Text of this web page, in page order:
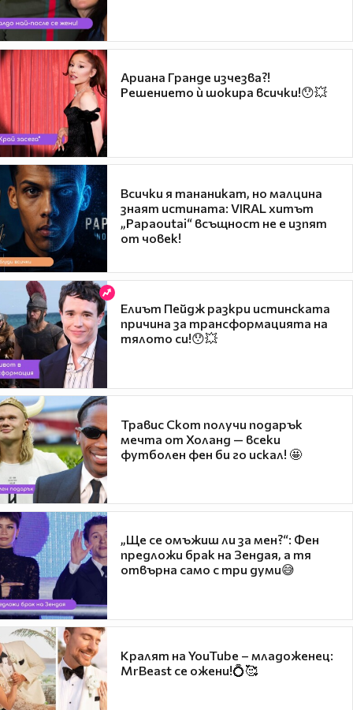
Ариана Гранде изчезва?!
Решението ѝ шокира всички!😯💥
Всички я тананикат, но малцина
знаят истината: VIRAL хитът
„Papaoutai“ всъщност не е изпят
от човек!
Елиът Пейдж разкри истинската
причина за трансформацията на
тялото си!😯💥
Травис Скот получи подарък
мечта от Холанд — всеки
футболен фен би го искал! 🤩
„Ще се омъжиш ли за мен?“: Фен
предложи брак на Зендая, а тя
отвърна само с три думи😅
Кралят на YouTube – младоженец:
MrBeast се ожени!💍🥰